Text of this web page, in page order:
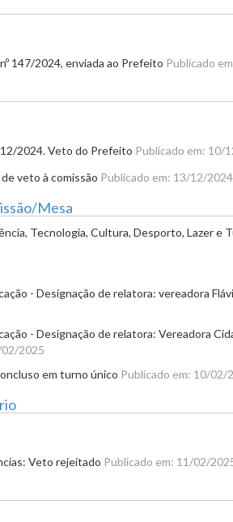
147/2024, enviada ao Prefeito Publicado
2024. Veto do Prefeito Publicado em: 10/
veto à comissão Publicado em: 13/12/2024
Mesa
Tecnologia, Cultura, Desporto, Lazer e
- Designação de relatora: vereadora
- Designação de relatora: Vereadora
2025
em turno único Publicado em: 10/02/
Veto rejeitado Publicado em: 11/02/